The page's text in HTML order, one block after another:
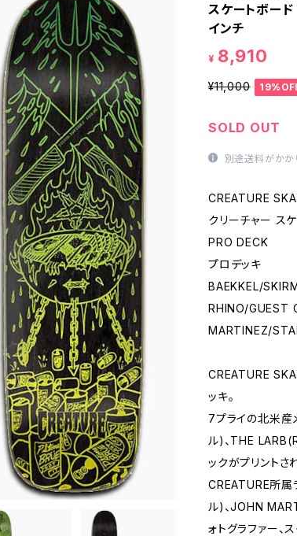
スケートボー
インチ
¥ 8,910
¥11,000
SOLD OUT
別途送料がかか
CREATURE
クリーチャー ス
PRO DECK
プロデッキ
BAEKKEL/
RHINO/GUEST
MARTINEZ/
CREATURE
ッキ。
7プライの北米
ル)、THE
ックがプリントさ
CREATURE所属
ル)、JOHN
ォトグラファー